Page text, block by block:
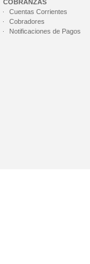
COBRANZAS
Cuentas Corrientes
Cobradores
Notificaciones de Pagos